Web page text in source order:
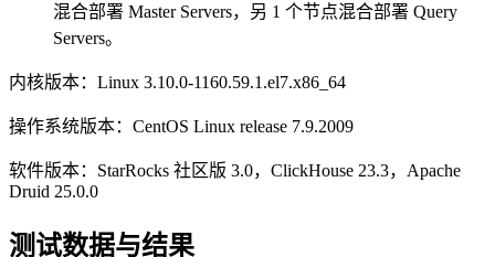
混合部署 Master Servers，另 1 个节点混合部署 Query
Servers。
内核版本：Linux 3.10.0-1160.59.1.el7.x86_64
操作系统版本：CentOS Linux release 7.9.2009
软件版本：StarRocks 社区版 3.0，ClickHouse 23.3，Apache
Druid 25.0.0
测试数据与结果